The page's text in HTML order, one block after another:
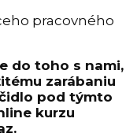
pracovného
do toho s nami,
zarábaniu
pod týmto
kurzu